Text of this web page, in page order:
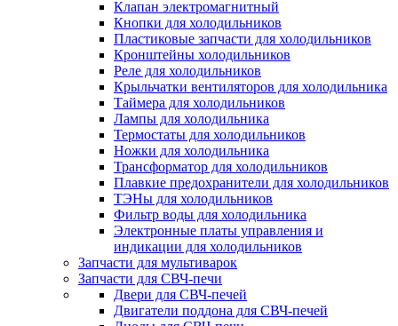
Клапан электромагнитный
Кнопки для холодильников
Пластиковые запчасти для холодильников
Кронштейны холодильников
Реле для холодильников
Крыльчатки вентиляторов для холодильника
Таймера для холодильников
Лампы для холодильника
Термостаты для холодильников
Ножки для холодильника
Трансформатор для холодильников
Плавкие предохранители для холодильников
ТЭНы для холодильников
Фильтр воды для холодильника
Электронные платы управления и
индикации для холодильников
Запчасти для мультиварок
Запчасти для СВЧ-печи
Двери для СВЧ-печей
Двигатели поддона для СВЧ-печей